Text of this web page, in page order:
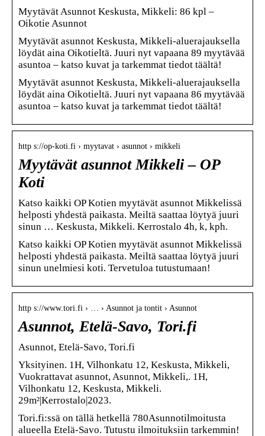
Myytävät Asunnot Keskusta, Mikkeli: 86 kpl –
Oikotie Asunnot
Myytävät asunnot Keskusta, Mikkeli-aluerajauksella
löydät aina Oikotieltä. Juuri nyt vapaana 89 myytävää
asuntoa – katso kuvat ja tarkemmat tiedot täältä!
Myytävät asunnot Keskusta, Mikkeli-aluerajauksella
löydät aina Oikotieltä. Juuri nyt vapaana 86 myytävää
asuntoa – katso kuvat ja tarkemmat tiedot täältä!
http s://op-koti.fi › myytavat › asunnot › mikkeli
Myytävät asunnot Mikkeli – OP
Koti
Katso kaikki OP Kotien myytävät asunnot Mikkelissä
helposti yhdestä paikasta. Meiltä saattaa löytyä juuri
sinun … Keskusta, Mikkeli. Kerrostalo 4h, k, kph.
Katso kaikki OP Kotien myytävät asunnot Mikkelissä
helposti yhdestä paikasta. Meiltä saattaa löytyä juuri
sinun unelmiesi koti. Tervetuloa tutustumaan!
http s://www.tori.fi › … › Asunnot ja tontit › Asunnot
Asunnot, Etelä-Savo, Tori.fi
Asunnot, Etelä-Savo, Tori.fi
Yksityinen. 1H, Vilhonkatu 12, Keskusta, Mikkeli,
Vuokrattavat asunnot, Asunnot, Mikkeli,. 1H,
Vilhonkatu 12, Keskusta, Mikkeli.
29m²|Kerrostalo|2023.
Tori.fi:ssä on tällä hetkellä 780Asunnotilmoitusta
alueella Etelä-Savo. Tutustu ilmoituksiin tarkemmin!